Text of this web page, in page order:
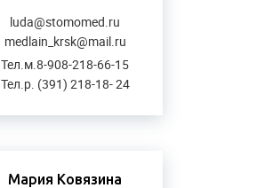
luda@stomomed.ru
medlain_krsk@mail.ru
Тел.м.8-908-218-66-15
Тел.р. (391) 218-18- 24
Мария Ковязина